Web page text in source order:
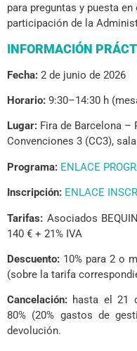
para preguntas y puesta
participación de la
INFORMACIÓN
Fecha: 2 de junio de 2026
Horario: 9:30–14:30 h
Lugar: Fira de Barcelona –
Convenciones 3 (CC3),
Programa: ENLACE
Inscripción: ENLACE
Tarifas: Asociados
140 € + 21% IVA
Descuento: 10% para 2 o
(sobre la tarifa
Cancelación: hasta el 21
80% (20% gastos de
devolución.